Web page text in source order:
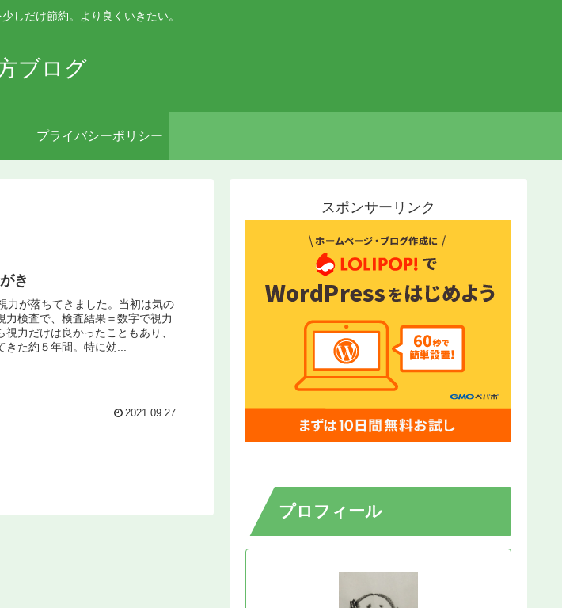
しだけ節約。より良くいきたい。
ブログ
プライバシーポリシー
き
力が落ちてきました。当初は気の
検査で、検査結果＝数字で視力
力だけは良かったこともあり、
た約５年間。特に効...
2021.09.27
スポンサーリンク
プロフィール